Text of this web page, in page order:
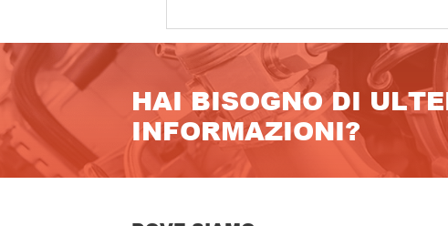
HAI BISOGNO DI
INFORMAZIONI?